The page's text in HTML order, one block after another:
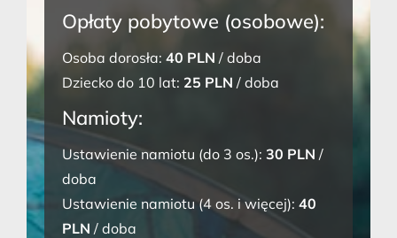
Opłaty pobytowe (osobowe):
Osoba dorosła: 40 PLN / doba
Dziecko do 10 lat: 25 PLN / doba
Namioty:
Ustawienie namiotu (do 3 os.): 30 PLN /
doba
Ustawienie namiotu (4 os. i więcej): 40
PLN / doba